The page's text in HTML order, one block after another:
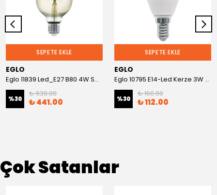
SEPETE EKLE
EGLO
Eglo 11839 Led_E27 B80 4W Smoky 3000K
%30
₺ 630.00
₺ 441.00
SEPETE EKLE
EGLO
Eglo 10795 E14-Led Kerze 3W 3000K
%30
₺ 160.00
₺ 112.00
Çok Satanlar